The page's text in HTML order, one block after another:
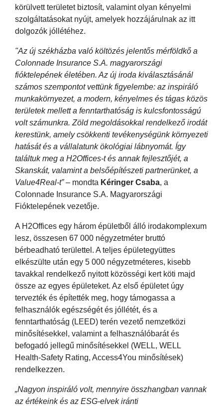
körülvett területet biztosít, valamint olyan kényelmi
szolgáltatásokat nyújt, amelyek hozzájárulnak az itt
dolgozók jóllétéhez.
"Az új székházba való költözés jelentős mérföldkő a
Colonnade Insurance S.A. magyarországi
fióktelepének életében. Az új iroda kiválasztásánál
számos szempontot vettünk figyelembe: az inspiráló
munkakörnyezet, a modern, kényelmes és tágas közös
területek mellett a fenntarthatóság is kulcsfontosságú
volt számunkra. Zöld megoldásokkal rendelkező irodát
kerestünk, amely csökkenti tevékenységünk környezeti
hatását és a vállalatunk ökológiai lábnyomát. Így
találtuk meg a H2Offices-t és annak fejlesztőjét, a
Skanskát, valamint a belsőépítészeti partnerünket, a
Value4Real-t”– mondta Kéringer Csaba, a
Colonnade Insurance S.A. Magyarországi
Fióktelepének vezetője.
A H2Offices egy három épületből álló irodakomplexum
lesz, összesen 67 000 négyzetméter bruttó
bérbeadható területtel. A teljes épületegyüttes
elkészülte után egy 5 000 négyzetméteres, kisebb
tavakkal rendelkező nyitott közösségi kert köti majd
össze az egyes épületeket. Az első épületet úgy
tervezték és építették meg, hogy támogassa a
felhasználók egészségét és jóllétét, és a
fenntarthatóság (LEED) terén vezető nemzetközi
minősítésekkel, valamint a felhasználóbarát és
befogadó jellegű minősítésekkel (WELL, WELL
Health-Safety Rating, Access4You minősítések)
rendelkezzen.
„Nagyon inspiráló volt, mennyire összhangban vannak
az értékeink és az ESG-elvek iránti